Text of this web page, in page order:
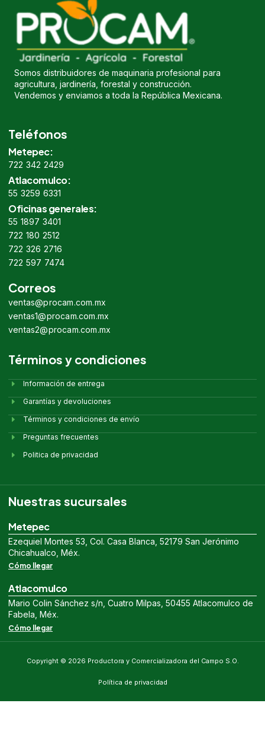
Somos distribuidores de maquinaria profesional para
agricultura, jardinería, forestal y construcción.
Vendemos y enviamos a toda la República Mexicana.
Teléfonos
Metepec:
722 342 2429
Atlacomulco:
55 3259 6331
Oficinas generales:
55 1897 3401
722 180 2512
722 326 2716
722 597 7474
Correos
ventas@procam.com.mx
ventas1@procam.com.mx
ventas2@procam.com.mx
Términos y condiciones
Información de entrega
Garantías y devoluciones
Términos y condiciones de envío
Preguntas frecuentes
Politica de privacidad
Nuestras sucursales
Metepec
Ezequiel Montes 53, Col. Casa Blanca, 52179 San Jerónimo
Chicahualco, Méx.
Cómo llegar
Atlacomulco
Mario Colin Sánchez s/n, Cuatro Milpas, 50455 Atlacomulco de
Fabela, Méx.
Cómo llegar
Copyright © 2026 Productora y Comercializadora del Campo S.O.
Política de privacidad